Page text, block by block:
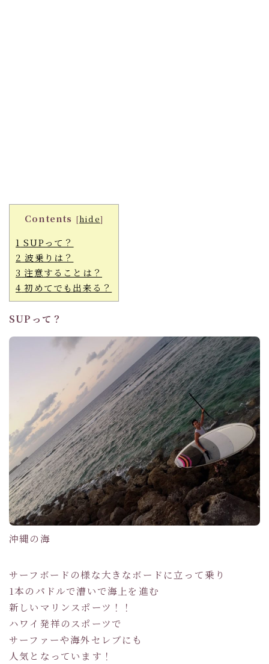
Contents [hide]
1 SUPって？
2 波乗りは？
3 注意することは？
4 初めてでも出来る？
SUPって？
沖縄の海
サーフボードの様な大きなボードに立って乗り
1本のパドルで漕いで海上を進む
新しいマリンスポーツ！！
ハワイ発祥のスポーツで
サーファーや海外セレブにも
人気となっています！